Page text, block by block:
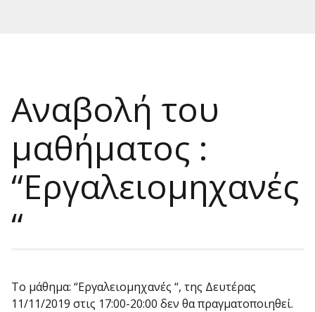
Αναβολή του
μαθήματος :
“Εργαλειομηχανές
“
Το μάθημα: “Εργαλειομηχανές “, της Δευτέρας
11/11/2019 στις 17:00-20:00 δεν θα πραγματοποιηθεί.